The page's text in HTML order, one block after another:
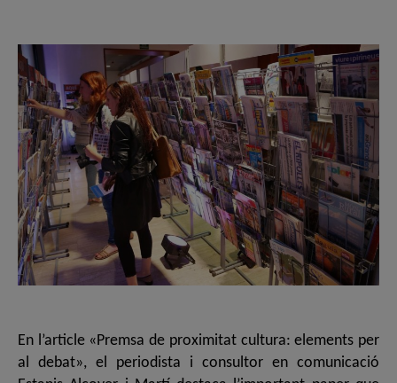
En l’article «Premsa de proximitat cultura: elements per
al debat», el periodista i consultor en comunicació